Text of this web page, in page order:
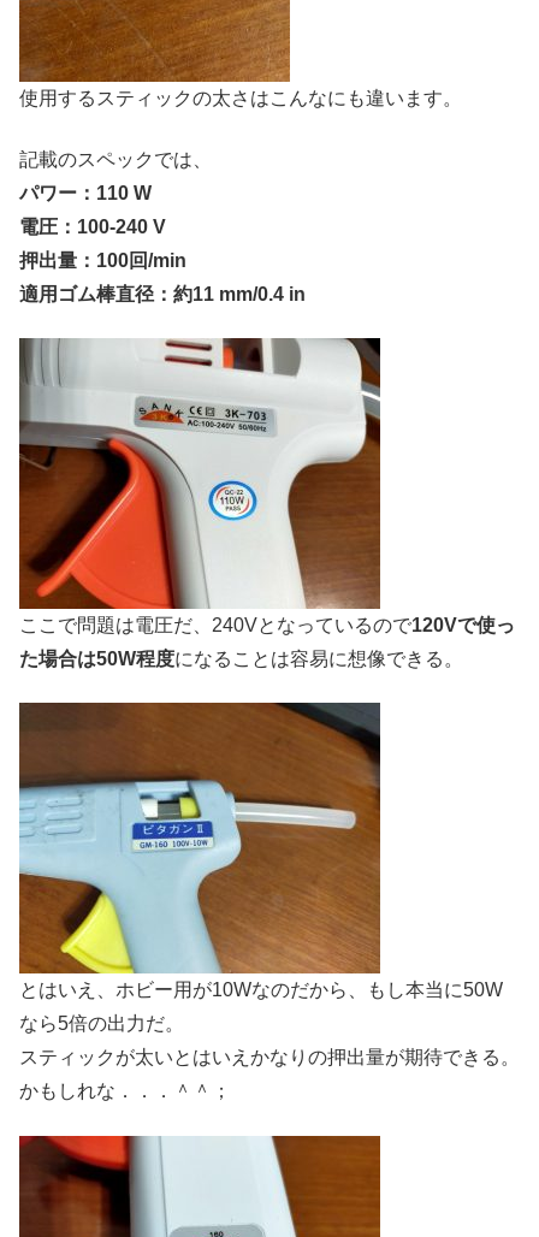
使用するスティックの太さはこんなにも違います。
記載のスペックでは、
パワー：110 W
電圧：100-240 V
押出量：100回/min
適用ゴム棒直径：約11 mm/0.4 in
ここで問題は電圧だ、240Vとなっているので120Vで使っ
た場合は50W程度になることは容易に想像できる。
とはいえ、ホビー用が10Wなのだから、もし本当に50W
なら5倍の出力だ。
スティックが太いとはいえかなりの押出量が期待できる。
かもしれな．．．＾＾；